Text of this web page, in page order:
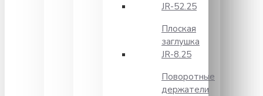
JR-52.25
Плоская
заглушка
JR-8.25
Поворотные
держатели